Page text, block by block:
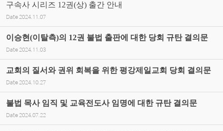
구속사 시리즈 12권(상) 출간 안내
Date 2024.11.07
이승현(이탈측)의 12권 불법 출판에 대한 당회 규탄 결의문
Date 2024.11.03
교회의 질서와 권위 회복을 위한 평강제일교회 당회 결의문
Date 2024.10.27
불법 목사 임직 및 교육전도사 임명에 대한 규탄 결의문
Date 2024.07.22